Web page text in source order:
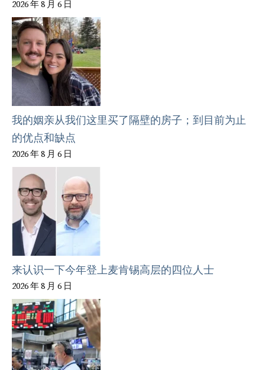
2026 年 8 月 6 日
我的姻亲从我们这里买了隔壁的房子；到目前为止
的优点和缺点
2026 年 8 月 6 日
来认识一下今年登上麦肯锡高层的四位人士
2026 年 8 月 6 日